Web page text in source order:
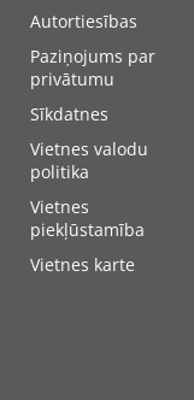
Autortiesības
Paziņojums par
privātumu
Sīkdatnes
Vietnes valodu
politika
Vietnes
piekļūstamība
Vietnes karte